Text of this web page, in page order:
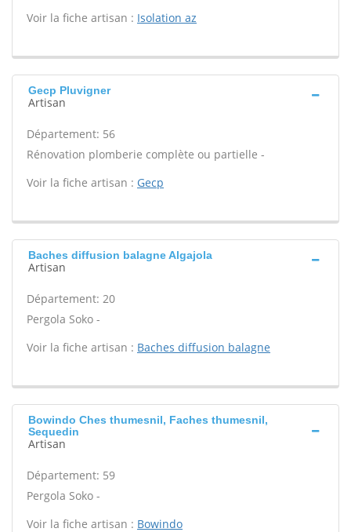
Voir la fiche artisan : Isolation az
Gecp Pluvigner
Artisan
Département: 56
Rénovation plomberie complète ou partielle -
Voir la fiche artisan : Gecp
Baches diffusion balagne Algajola
Artisan
Département: 20
Pergola Soko -
Voir la fiche artisan : Baches diffusion balagne
Bowindo Ches thumesnil, Faches thumesnil,
Sequedin
Artisan
Département: 59
Pergola Soko -
Voir la fiche artisan : Bowindo